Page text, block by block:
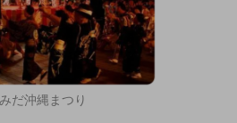
だ沖縄まつり